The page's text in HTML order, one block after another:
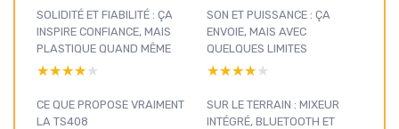
SOLIDITÉ ET FIABILITÉ : ÇA
INSPIRE CONFIANCE, MAIS
PLASTIQUE QUAND MÊME
★★★★★
★★★★★
SON ET PUISSANCE : ÇA
ENVOIE, MAIS AVEC
QUELQUES LIMITES
★★★★★
★★★★★
CE QUE PROPOSE VRAIMENT
LA TS408
SUR LE TERRAIN : MIXEUR
INTÉGRÉ, BLUETOOTH ET